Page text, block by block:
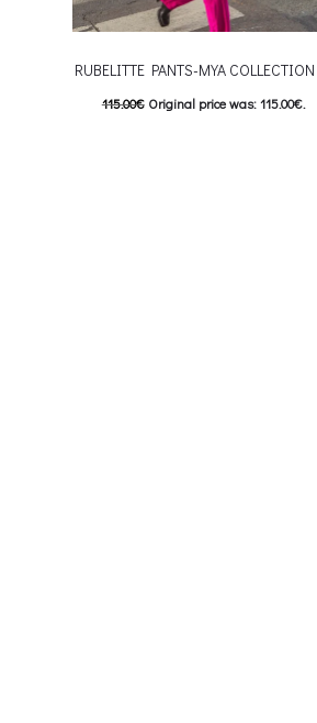
RUBELITTE PANTS-MYA COLLECTION
115.00€ Original price was: 115.00€.